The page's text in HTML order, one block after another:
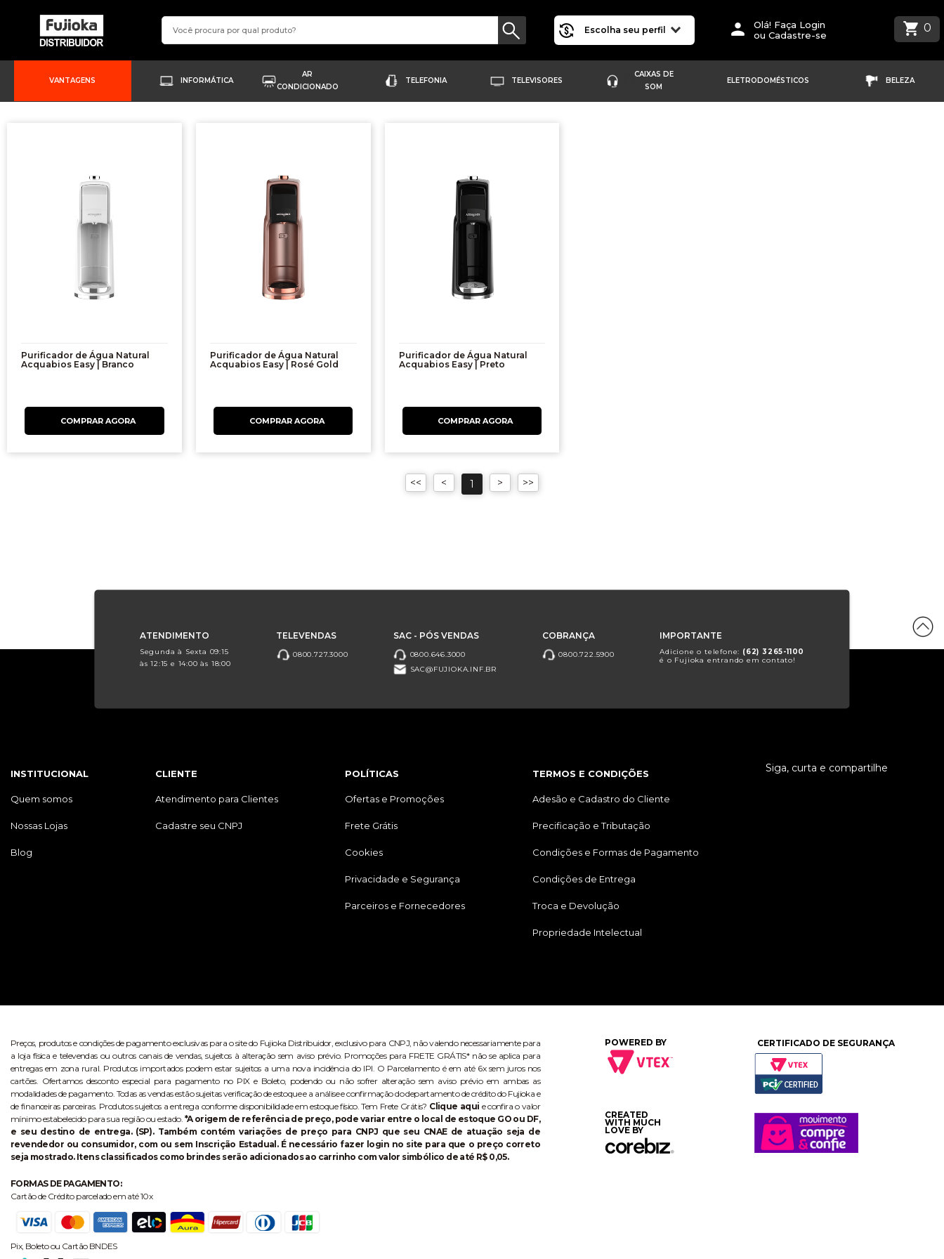
Escolha seu perfil
Olá! Faça Login
ou Cadastre-se
0
VANTAGENS INFORMÁTICA
AR
CONDICIONADO
TELEFONIA TELEVISORES
CAIXAS DE
SOM
ELETRODOMÉSTICOS BELEZA
Purificador de Água Natural
Acquabios Easy | Branco
Purificador de Água Natural
Acquabios Easy | Rosé Gold
Purificador de Água Natural
Acquabios Easy | Preto
1
ATENDIMENTO
Segunda à Sexta 09:15
às 12:15 e 14:00 às 18:00
TELEVENDAS
0800.727.3000
SAC - PÓS VENDAS
0800.646.3000
SAC@FUJIOKA.INF.BR
COBRANÇA
0800.722.5900
IMPORTANTE
Adicione o telefone: (62) 3265-1100
é o Fujioka entrando em contato!
INSTITUCIONAL
Quem somos
Nossas Lojas
Blog
CLIENTE
Atendimento para Clientes
Cadastre seu CNPJ
POLÍTICAS
Ofertas e Promoções
Frete Grátis
Cookies
Privacidade e Segurança
Parceiros e Fornecedores
TERMOS E CONDIÇÕES
Adesão e Cadastro do Cliente
Precificação e Tributação
Condições e Formas de Pagamento
Condições de Entrega
Troca e Devolução
Propriedade Intelectual
Siga, curta e compartilhe
Preços, produtos e condições de pagamento exclusivas para o site do Fujioka Distribuidor, exclusivo para CNPJ, não valendo necessariamente para
a loja física e televendas ou outros canais de vendas, sujeitos à alteração sem aviso prévio. Promoções para FRETE GRÁTIS* não se aplica para
entregas em zona rural. Produtos importados podem estar sujeitos a uma nova incidência do IPI. O Parcelamento é em até 6x sem juros nos
cartões. Ofertamos desconto especial para pagamento no PIX e Boleto, podendo ou não sofrer alteração sem aviso prévio em ambas as
modalidades de pagamento. Todas as vendas estão sujeitas verificação de estoque e a análise e confirmação do departamento de crédito do Fujioka e
de financeiras parceiras. Produtos sujeitos a entrega conforme disponibilidade em estoque físico. Tem Frete Grátis? Clique aqui e confira o valor
mínimo estabelecido para sua região ou estado. *A origem de referência de preço, pode variar entre o local de estoque GO ou DF,
e seu destino de entrega. (SP). Também contém variações de preço para CNPJ que seu CNAE de atuação seja de
revendedor ou consumidor, com ou sem Inscrição Estadual. É necessário fazer login no site para que o preço correto
seja mostrado. Itens classificados como brindes serão adicionados ao carrinho com valor simbólico de até R$ 0,05.
FORMAS DE PAGAMENTO:
Cartão de Crédito parcelado em até 10x
Pix, Boleto ou Cartão BNDES
POWERED BY
CREATED
WITH MUCH
LOVE BY
CERTIFICADO DE SEGURANÇA